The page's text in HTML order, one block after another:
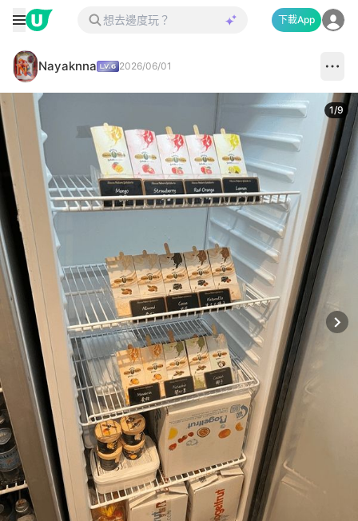
下載App
Nayaknna 2026/06/01
1/9